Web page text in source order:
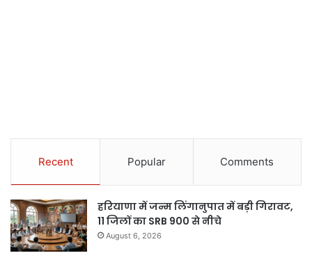
Recent Popular Comments
हरियाणा में जन्म लिंगानुपात में बड़ी गिरावट,
11 जिलों का SRB 900 से नीचे
August 6, 2026